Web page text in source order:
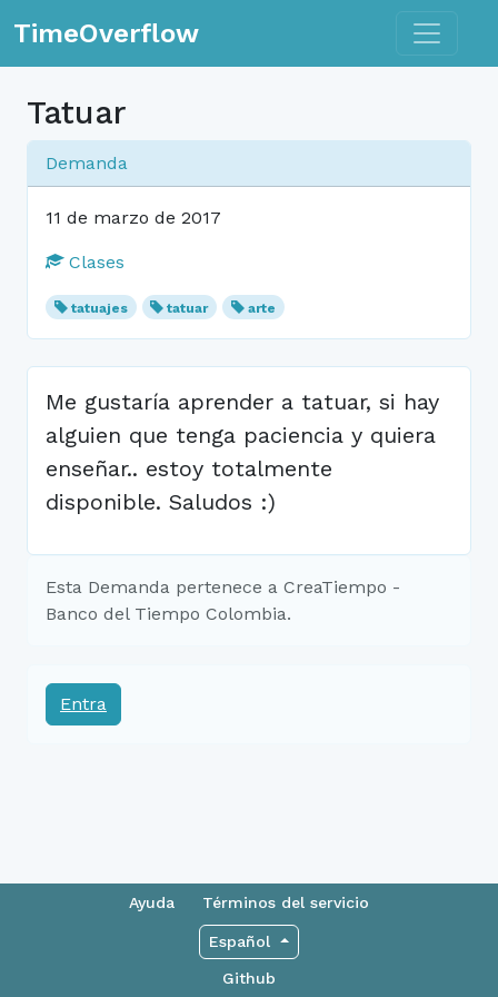
TimeOverflow Toggle
Tatuar
Demanda
11 de marzo de 2017
Clases
tatuajes tatuar arte
Me gustaría aprender a tatuar, si hay
alguien que tenga paciencia y quiera
enseñar.. estoy totalmente
disponible. Saludos :)
Esta Demanda pertenece a CreaTiempo -
Banco del Tiempo Colombia.
Entra
Ayuda Términos del servicio
Español
Github